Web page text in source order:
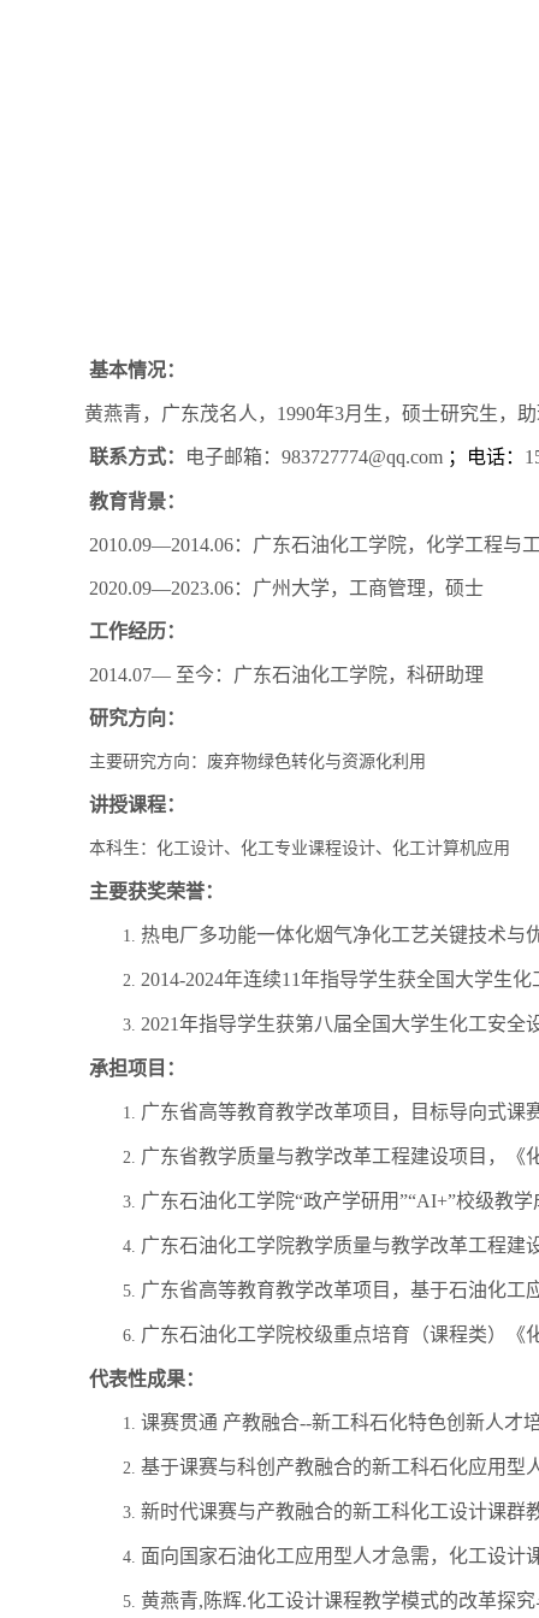
基本情况：
黄燕青，广东茂名人， 1990年3月生，硕士研究生，
联系方式： 电子邮箱： 983727774@qq.com ； 电话：
教育背景：
2010.09—2014.06：广东石油化工学院，化学工程与
2020.09—2023.06：广州大学，工商管理，硕士
工作经历：
2014.07— 至今：广东石油化工学院，科研助理
研究方向：
主要研究方向：废弃物绿色转化与资源化利用
讲授课程：
本科生：化工设计、化工专业课程设计、化工计算机应用
主要获奖荣誉：
1. 热电厂多功能一体化烟气净化工艺关键技术与
2. 2014-2024年连续11年指导学生获全国大学生
3. 2021年指导学生获第八届全国大学生化工安全
承担项目：
1. 广东省高等教育教学改革项目，目标导向式课
2. 广东省教学质量与教学改革工程建设项目， 《
3. 广东石油化工学院“政产学研用”“AI+”校级教
4. 广东石油化工学院教学质量与教学改革工程建
5. 广东省高等教育教学改革项目，基于石油化工
6. 广东石油化工学院校级重点培育（课程类）《
代表性成果：
1. 课赛贯通 产教融合--新工科石化特色创新人才
2. 基于课赛与科创产教融合的新工科石化应用型
3. 新时代课赛与产教融合的新工科化工设计课群
4. 面向国家石油化工应用型人才急需，化工设计
5. 黄燕青, 陈辉.化工设计课程教学模式的改革探